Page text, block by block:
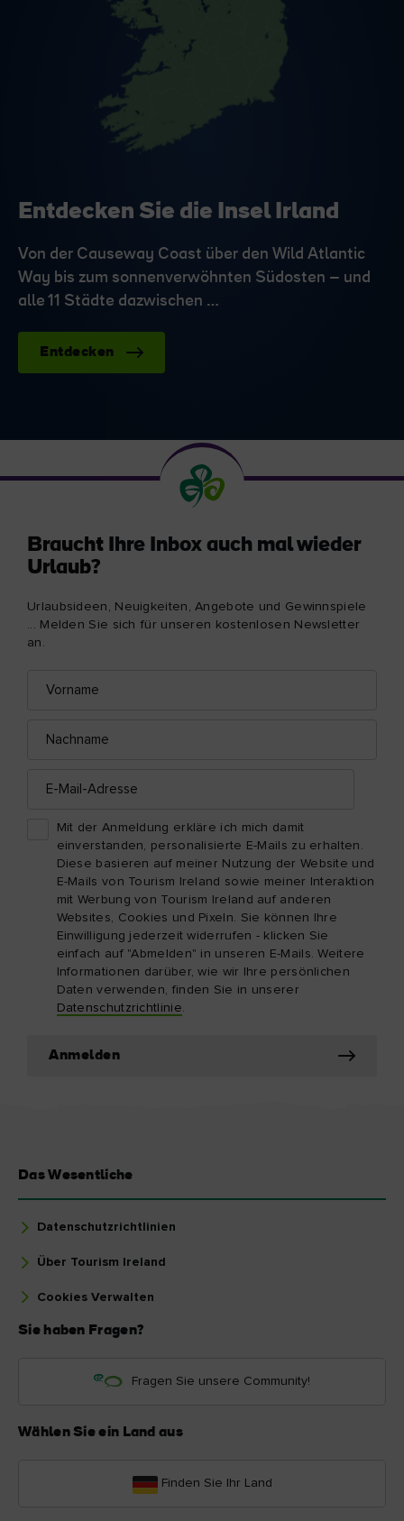
Entdecken Sie die Insel Irland
Von der Causeway Coast über den Wild Atlantic
Way bis zum sonnenverwöhnten Südosten – und
alle 11 Städte dazwischen …
Entdecken
Braucht Ihre Inbox auch mal wieder
Urlaub?
Urlaubsideen, Neuigkeiten, Angebote und Gewinnspiele
... Melden Sie sich für unseren kostenlosen Newsletter
an.
Mail-
Mail-
Mit der Anmeldung erkläre ich mich damit
einverstanden, personalisierte E-Mails zu erhalten.
Diese basieren auf meiner Nutzung der Website und
E-Mails von Tourism Ireland sowie meiner Interaktion
mit Werbung von Tourism Ireland auf anderen
Websites, Cookies und Pixeln. Sie können Ihre
Einwilligung jederzeit widerrufen - klicken Sie
einfach auf "Abmelden" in unseren E-Mails. Weitere
Informationen darüber, wie wir Ihre persönlichen
Daten verwenden, finden Sie in unserer
Datenschutzrichtlinie
Anmelden
Das Wesentliche
Datenschutzrichtlinien
Über Tourism Ireland
Cookies Verwalten
Sie haben Fragen?
Fragen Sie unsere Community!
Wählen Sie ein Land aus
Finden Sie Ihr Land